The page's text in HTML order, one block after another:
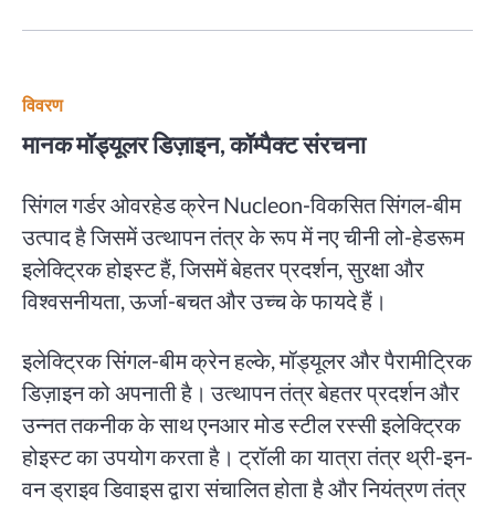
विवरण
मानक मॉड्यूलर डिज़ाइन, कॉम्पैक्ट संरचना
सिंगल गर्डर ओवरहेड क्रेन Nucleon-विकसित सिंगल-बीम
उत्पाद है जिसमें उत्थापन तंत्र के रूप में नए चीनी लो-हेडरूम
इलेक्ट्रिक होइस्ट हैं, जिसमें बेहतर प्रदर्शन, सुरक्षा और
विश्वसनीयता, ऊर्जा-बचत और उच्च के फायदे हैं।
इलेक्ट्रिक सिंगल-बीम क्रेन हल्के, मॉड्यूलर और पैरामीट्रिक
डिज़ाइन को अपनाती है। उत्थापन तंत्र बेहतर प्रदर्शन और
उन्नत तकनीक के साथ एनआर मोड स्टील रस्सी इलेक्ट्रिक
होइस्ट का उपयोग करता है। ट्रॉली का यात्रा तंत्र थ्री-इन-
वन ड्राइव डिवाइस द्वारा संचालित होता है और नियंत्रण तंत्र